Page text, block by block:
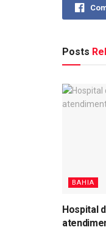
Posts
BAHIA
Hospital